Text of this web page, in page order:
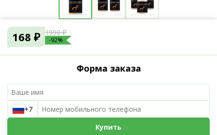
168 ₽ 1990 ₽
-92%
Форма заказа
+7
Купить